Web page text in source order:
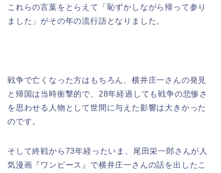
これらの言葉をとらえて「恥ずかしながら帰って参り
ました」がその年の流行語となりました。
戦争で亡くなった方はもちろん、横井庄一さんの発見
と帰国は当時衝撃的で、28年経過しても戦争の悲惨さ
を思わせる人物として世間に与えた影響は大きかった
のです。
そして終戦から73年経ったいま、尾田栄一郎さんが人
気漫画『ワンピース』で横井庄一さんの話を出したこ